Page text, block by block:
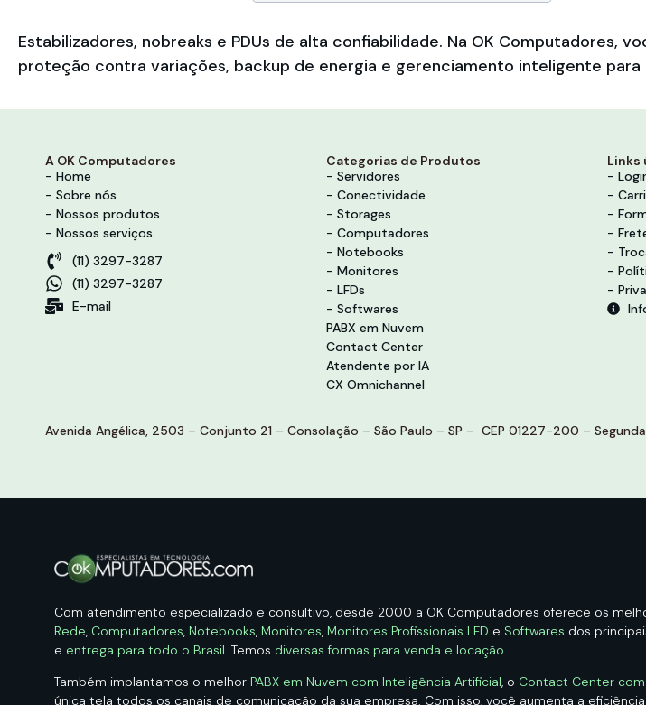
Estabilizadores, nobreaks e PDUs de alta confiabilidade. Na OK Computadores,
proteção contra variações, backup de energia e gerenciamento inteligente
A OK Computadores
- Home
- Sobre nós
- Nossos produtos
- Nossos serviços
(11) 3297-3287
(11) 3297-3287
E-mail
Categorias de Produtos
- Servidores
- Conectividade
- Storages
- Computadores
- Notebooks
- Monitores
- LFDs
- Softwares
PABX em Nuvem
Contact Center
Atendente por IA
CX Omnichannel
Links
-
-
-
-
-
-
-
Avenida Angélica, 2503 – Conjunto 21 – Consolação – São Paulo – SP – CEP 01227-200 –
Com atendimento especializado e consultivo, desde 2000 a OK Computadores oferece os
Rede, Computadores, Notebooks, Monitores, Monitores Profissionais LFD e Softwares dos
e entrega para todo o Brasil. Temos diversas formas para venda e locação.
Também implantamos o melhor PABX em Nuvem com Inteligência Artificial, o Contact Center com
única tela todos os canais de comunicação da sua empresa. Com isso, você aumenta a